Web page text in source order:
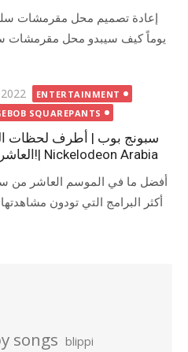
يوماً كيف سيبدو محل
ENTERTAINMENT
SQUAREPANTS
سبونج بوب | أطرف لحظات
العاشر – 50 دقيقة من سبونج بوب!| Nickelodeon Arabia
أكثر البرامج التي تودون
songs blippi